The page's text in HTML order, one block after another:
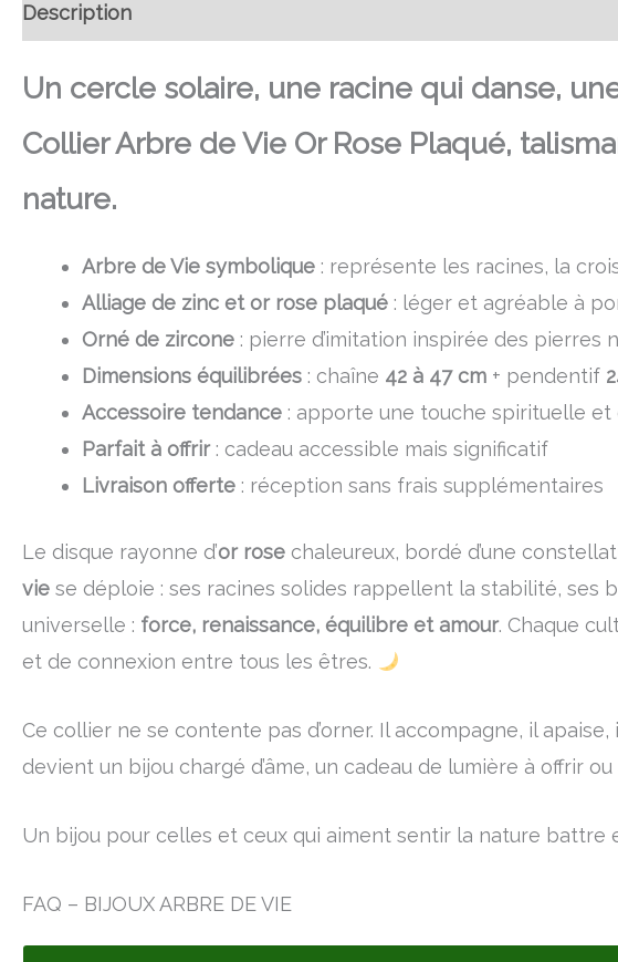
Description
Un cercle solaire, une racine qui danse,
Collier Arbre de Vie Or Rose Plaqué,
nature.
Arbre de Vie symbolique : représente les racines, la
Alliage de zinc et or rose plaqué : léger et agréable à
Orné de zircone : pierre d’imitation inspirée des pierres
Dimensions équilibrées : chaîne 42 à 47 cm + pendentif
Accessoire tendance : apporte une touche spirituelle
Parfait à offrir: cadeau accessible mais significatif
Livraison offerte : réception sans frais supplémentaires
Le disque rayonne d’or rose chaleureux, bordé d’une
vie se déploie : ses racines solides rappellent la stabilité, ses
universelle : force, renaissance, équilibre et amour. Chaque
et de connexion entre tous les êtres.
Ce collier ne se contente pas d’orner. Il accompagne, il
devient un bijou chargé d’âme, un cadeau de lumière à offrir
Un bijou pour celles et ceux qui aiment sentir la nature battre
FAQ – BIJOUX ARBRE DE VIE